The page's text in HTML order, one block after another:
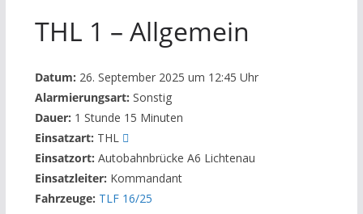
THL 1 – Allgemein
Datum: 26. September 2025 um 12:45 Uhr
Alarmierungsart: Sonstig
Dauer: 1 Stunde 15 Minuten
Einsatzart: THL
Einsatzort: Autobahnbrücke A6 Lichtenau
Einsatzleiter: Kommandant
Fahrzeuge: TLF 16/25